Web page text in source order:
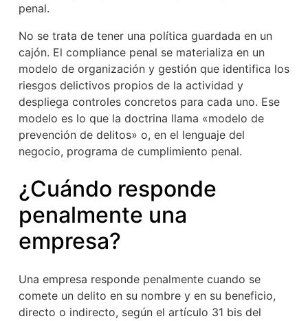
penal.
No se trata de tener una política guardada en un
cajón. El compliance penal se materializa en un
modelo de organización y gestión que identifica los
riesgos delictivos propios de la actividad y
despliega controles concretos para cada uno. Ese
modelo es lo que la doctrina llama «modelo de
prevención de delitos» o, en el lenguaje del
negocio, programa de cumplimiento penal.
¿Cuándo responde
penalmente una
empresa?
Una empresa responde penalmente cuando se
comete un delito en su nombre y en su beneficio,
directo o indirecto, según el artículo 31 bis del